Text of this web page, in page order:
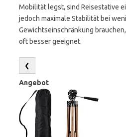
Mobilität legst, sind Reisestative
jedoch maximale Stabilität bei
Gewichtseinschränkung
oft besser geeignet.
❮
Angebot